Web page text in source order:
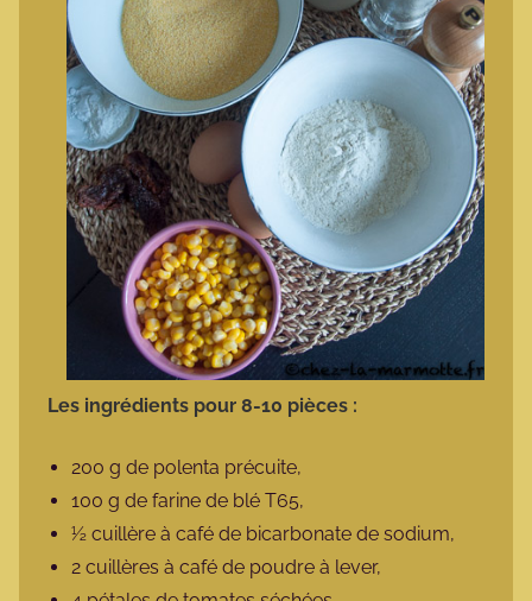
Les ingrédients pour 8-10 pièces :
200 g de polenta précuite,
100 g de farine de blé T65,
½ cuillère à café de bicarbonate de sodium,
2 cuillères à café de poudre à lever,